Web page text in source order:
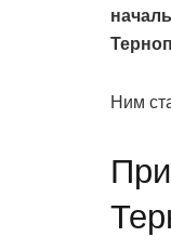
Ним